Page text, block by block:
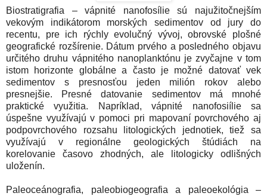
Biostratigrafia – vápnité nanofosílie sú najužitočnejším
vekovým indikátorom morských sedimentov od jury do
recentu, pre ich rýchly evolučný vývoj, obrovské plošné
geografické rozšírenie. Dátum prvého a posledného objavu
určitého druhu vápnitého nanoplanktónu je zvyčajne v tom
istom horizonte globálne a často je možné datovať vek
sedimentov s presnosťou jeden milión rokov alebo
presnejšie. Presné datovanie sedimentov má mnohé
praktické využitia. Napríklad, vápnité nanofosiílie sa
úspešne využívajú v pomoci pri mapovaní povrchového aj
podpovrchového rozsahu litologických jednotiek, tiež sa
využívajú v regionálne geologických štúdiách na
korelovanie časovo zhodných, ale litologicky odlišných
uloženín.
Paleoceánografia, paleobiogeografia a paleoekológia –